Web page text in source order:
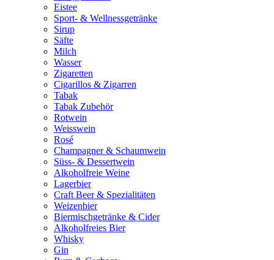
Eistee
Sport- & Wellnessgetränke
Sirup
Säfte
Milch
Wasser
Zigaretten
Cigarillos & Zigarren
Tabak
Tabak Zubehör
Rotwein
Weisswein
Rosé
Champagner & Schaumwein
Süss- & Dessertwein
Alkoholfreie Weine
Lagerbier
Craft Beer & Spezialitäten
Weizenbier
Biermischgetränke & Cider
Alkoholfreies Bier
Whisky
Gin